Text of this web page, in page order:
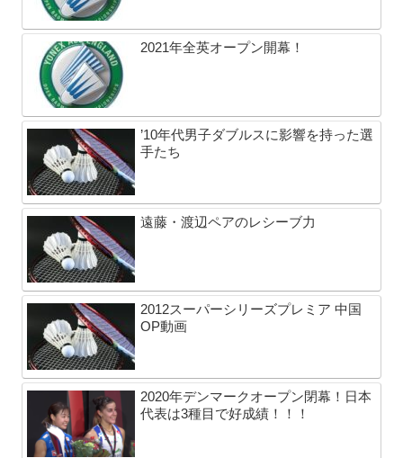
2021年全英オープン開幕！
’10年代男子ダブルスに影響を持った選
手たち
遠藤・渡辺ペアのレシーブ力
2012スーパーシリーズプレミア 中国
OP動画
2020年デンマークオープン閉幕！日本
代表は3種目で好成績！！！